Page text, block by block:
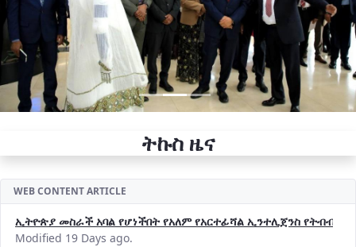
ትኩስ ዜና
WEB CONTENT ARTICLE
ኢትዮጵያ መስራች አባል የሆነችበት የአለም የአርተፊሻል ኢንተሊጀንስ የትብብር
Modified 19 Days ago.